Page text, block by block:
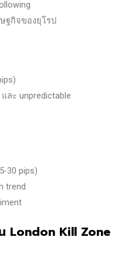
ฐกิจของยุโรป
ละ unpredictable
30 pips)
trend
London Kill Zone